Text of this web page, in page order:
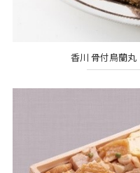
香川 骨付鳥蘭丸